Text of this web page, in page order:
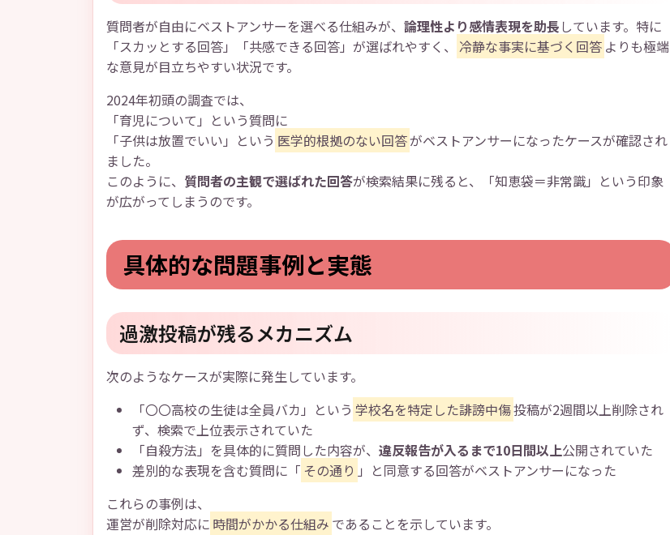
質問者が自由にベストアンサーを選べる仕組みが、 論理性より感情表現を助長 しています。特に
「スカッとする回答」「共感できる回答」が選ばれやすく、 冷静な事実に基づく回答 よりも極端
な意見が目立ちやすい状況です。
2024年初頭の調査では、
「育児について」という質問に
「子供は放置でいい」という 医学的根拠のない回答がベストアンサーになったケースが確認され
ました。
このように、 質問者の主観で選ばれた回答が検索結果に残ると、「知恵袋＝非常識」という印象
が広がってしまうのです。
具体的な問題事例と実態
過激投稿が残るメカニズム
次のようなケースが実際に発生しています。
「〇〇高校の生徒は全員バカ」という 学校名を特定した誹謗中傷投稿が2週間以上削除され
ず、検索で上位表示されていた
「自殺方法」を具体的に質問した内容が、 違反報告が入るまで10日間以上公開されていた
差別的な表現を含む質問に「 その通り 」と同意する回答がベストアンサーになった
これらの事例は、
運営が削除対応に 時間がかかる仕組み であることを示しています。